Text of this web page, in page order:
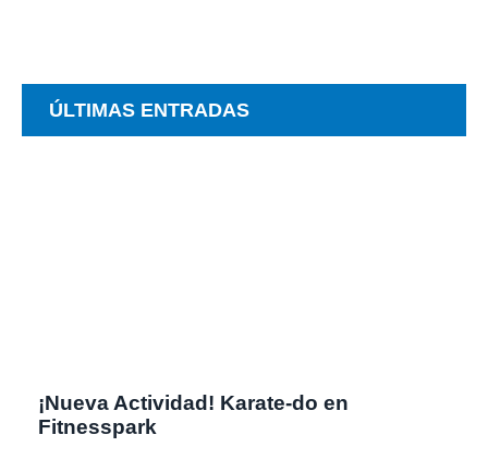
ÚLTIMAS ENTRADAS
¡Nueva Actividad! Karate-do en
Fitnesspark